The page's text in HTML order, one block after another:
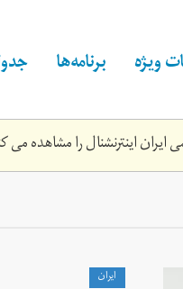
ویژه برنامه‌ها
اینترنشنال را مشاهده
ايران